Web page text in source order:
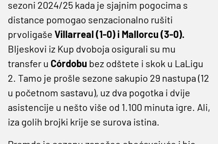
sezoni 2024/25 kada je sjajnim pogocima s
distance pomogao senzacionalno rušiti
prvoligaše Villarreal (1-0) i Mallorcu (3-0).
Bljeskovi iz Kup dvoboja osigurali su mu
transfer u Córdobu bez odštete i skok u LaLigu
2. Tamo je prošle sezone sakupio 29 nastupa (12
u početnom sastavu), uz dva pogotka i dvije
asistencije u nešto više od 1.100 minuta igre. Ali,
iza golih brojki krije se surova istina.